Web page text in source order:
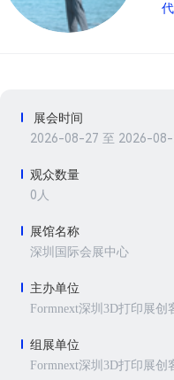
展会时间
2026-08-27 至 2026-
观众数量
0人
展馆名称
深圳国际会展中心
主办单位
Formnext深圳3D打印展
组展单位
Formnext深圳3D打印展